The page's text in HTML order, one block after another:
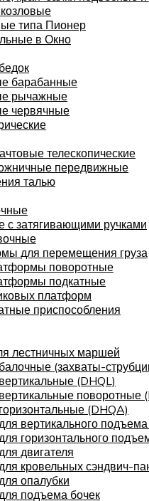
типа Пионер
в Окно
барабанные
рычажные
червячные
телескопические
передвижные
талью
с затягивающими ручками
для перемещения груза
поворотные
подкатные
платформ
приспособления
лестничных маршей
(захваты-
(DHQL)
поворотные
(DHQA)
вертикального
горизонтального
двигателя
кровельных сэндвич-
опалубки
подъема бочек